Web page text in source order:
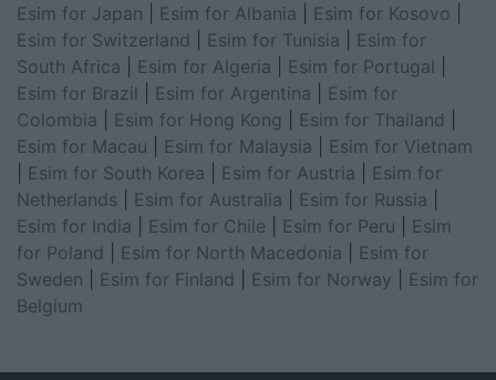
Esim for Japan
Esim for Albania Esim for Kosovo
Esim for Switzerland
Esim for Tunisia
Esim for
South Africa
Esim for Algeria Esim for Portugal
Esim for Brazil
Esim for Argentina
Esim for
Colombia
Esim for Hong Kong Esim for Thailand
Esim for Macau
Esim for Malaysia
Esim for Vietnam
Esim for South Korea Esim for Austria
Esim for
Netherlands
Esim for Australia Esim for Russia
Esim for India
Esim for Chile Esim for Peru
Esim
for Poland
Esim for North Macedonia
Esim for
Sweden
Esim for Finland Esim for Norway
Esim for
Belgium